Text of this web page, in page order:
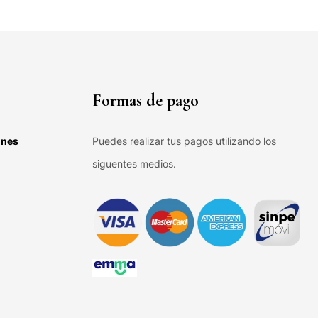
Formas de pago
Puedes realizar tus pagos utilizando los
siguentes medios.